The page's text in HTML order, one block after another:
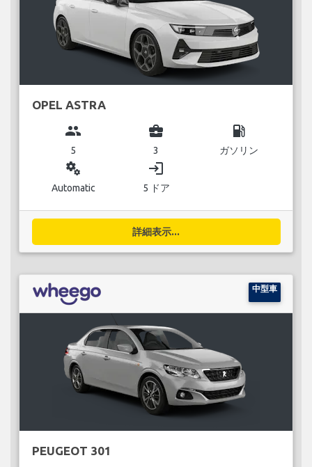
OPEL ASTRA
group
5
business_center
3
local_gas_station
ガソリン
miscellaneous_services
Automatic
login
5 ドア
詳細表示...
中型車
PEUGEOT 301